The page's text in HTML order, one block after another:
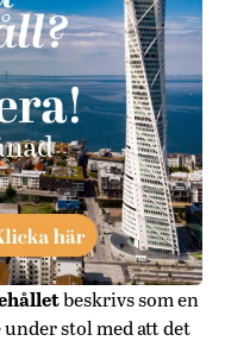
beskrivs som en
stol med att det